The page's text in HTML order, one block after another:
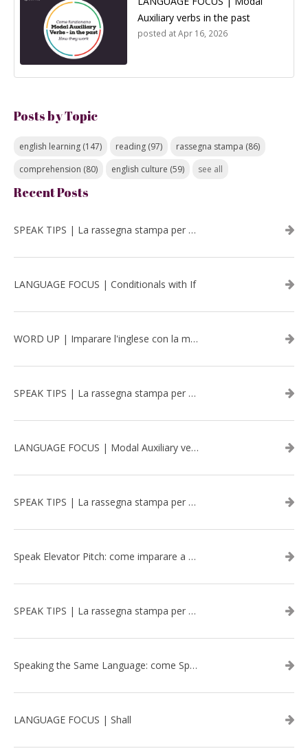
Auxiliary verbs in the past
posted atApr 16, 2026
Posts by Topic
english learning (147) reading (97) rassegna stampa (86)
comprehension (80) english culture (59) see all
Recent Posts
SPEAK TIPS | La rassegna stampa per migliorare l’inglese - luglio 2026
LANGUAGE FOCUS | Conditionals with If
WORD UP | Imparare l'inglese con la musica: David Bowie
SPEAK TIPS | La rassegna stampa per migliorare l’inglese - aprile 2026
LANGUAGE FOCUS | Modal Auxiliary verbs in the past
SPEAK TIPS | La rassegna stampa per migliorare l’inglese - marzo 2026
Speak Elevator Pitch: come imparare a gestire una presentazione in inglese
SPEAK TIPS | La rassegna stampa per migliorare l’inglese - febbraio 2026
Speaking the Same Language: come Speak aiuta a rafforzare i team attraverso il Team Building in inglese
LANGUAGE FOCUS | Shall